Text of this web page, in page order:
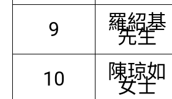
9 羅紹基
先生
10 陳琼如
女士